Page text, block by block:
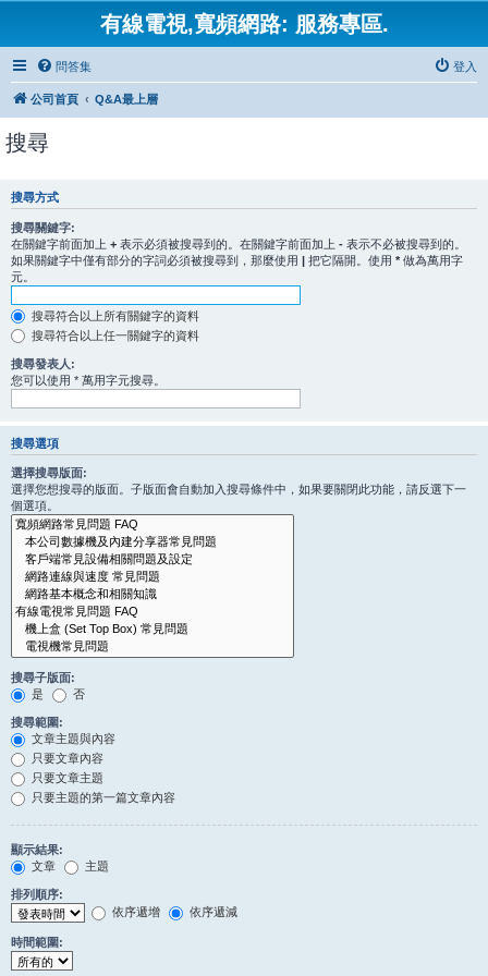
有線電視,寬頻網路: 服務專區.
問答集 登入
公司首頁 Q&A最上層
搜尋
搜尋方式
搜尋關鍵字:
在關鍵字前面加上 + 表示必須被搜尋到的。在關鍵字前面加上 - 表示不必被搜尋到的。
如果關鍵字中僅有部分的字詞必須被搜尋到，那麼使用 | 把它隔開。使用 * 做為萬用字
元。
搜尋符合以上所有關鍵字的資料
搜尋符合以上任一關鍵字的資料
搜尋發表人:
您可以使用 * 萬用字元搜尋。
搜尋選項
選擇搜尋版面:
選擇您想搜尋的版面。子版面會自動加入搜尋條件中，如果要關閉此功能，請反選下一
個選項。
搜尋子版面:
是
否
搜尋範圍:
文章主題與內容
只要文章內容
只要文章主題
只要主題的第一篇文章內容
顯示結果:
文章
主題
排列順序:
依序遞增
依序遞減
時間範圍: